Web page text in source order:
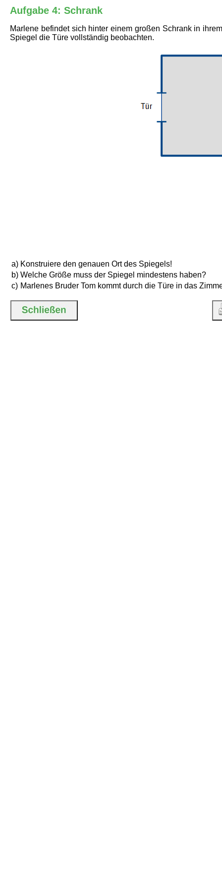
Aufgabe 4: Schrank
Marlene befindet sich hinter einem großen Schrank in
Spiegel die Türe vollständig beobachten.
a) Konstruiere den genauen Ort des Spiegels!
b) Welche Größe muss der Spiegel mindestens haben?
c) Marlenes Bruder Tom kommt durch die Türe in das